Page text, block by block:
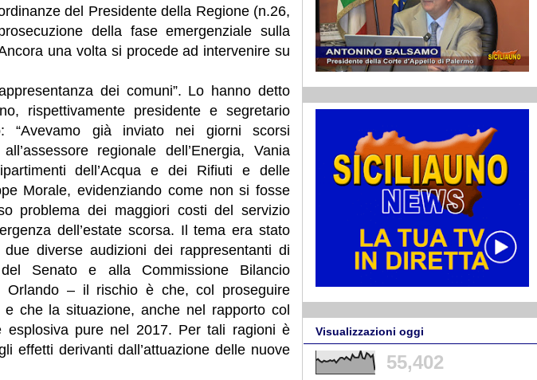
del Presidente della Regione (n.26,
della fase emergenziale sulla
una volta si procede ad intervenire su
dei comuni”. Lo hanno detto
rispettivamente presidente e segretario
“Avevamo già inviato nei giorni scorsi
regionale dell’Energia, Vania
dell’Acqua e dei Rifiuti e delle
Morale, evidenziando come non si fosse
problema dei maggiori costi del servizio
dell’estate scorsa. Il tema era stato
due diverse audizioni dei rappresentanti di
del Senato e alla Commissione Bilancio
Orlando – il rischio è che, col proseguire
che la situazione, anche nel rapporto col
esplosiva pure nel 2017. Per tali ragioni è
effetti derivanti dall’attuazione delle nuove
Visualizzazioni oggi
55,402